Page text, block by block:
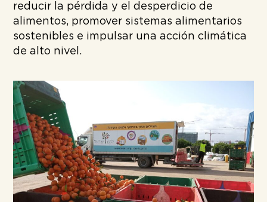
reducir la pérdida y el desperdicio de
alimentos, promover sistemas alimentarios
sostenibles e impulsar una acción climática
de alto nivel.